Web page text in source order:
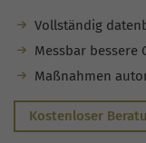
Vollständig
Messbar bessere
Maßnahmen
Kostenloser